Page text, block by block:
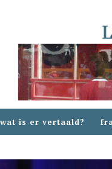
wat is er vertaald?